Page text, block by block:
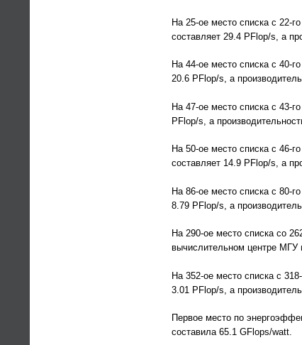
На 25-ое место списка с 22-
составляет 29.4 PFlop/s, а
На 44-ое место списка с 40-
20.6 PFlop/s, а
На 47-ое место списка с 43-
PFlop/s, а
На 50-ое место списка с 46-
составляет 14.9 PFlop/s, а
На 86-ое место списка с 80-
8.79 PFlop/s, а
На 290-ое место списка со
вычислительном центре МГУ
На 352-ое место списка с
3.01 PFlop/s, а
Первое место по
составила 65.1 GFlops/watt.